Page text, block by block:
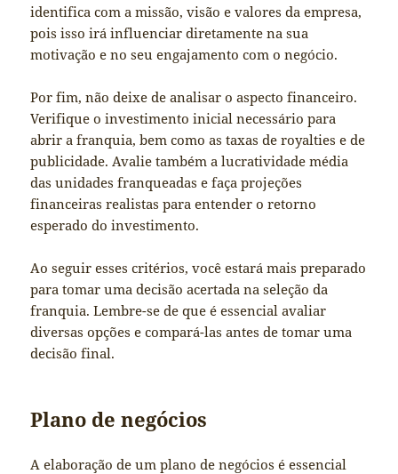
identifica com a missão, visão e valores da empresa,
pois isso irá influenciar diretamente na sua
motivação e no seu engajamento com o negócio.
Por fim, não deixe de analisar o aspecto financeiro.
Verifique o investimento inicial necessário para
abrir a franquia, bem como as taxas de royalties e de
publicidade. Avalie também a lucratividade média
das unidades franqueadas e faça projeções
financeiras realistas para entender o retorno
esperado do investimento.
Ao seguir esses critérios, você estará mais preparado
para tomar uma decisão acertada na seleção da
franquia. Lembre-se de que é essencial avaliar
diversas opções e compará-las antes de tomar uma
decisão final.
Plano de negócios
A elaboração de um plano de negócios é essencial